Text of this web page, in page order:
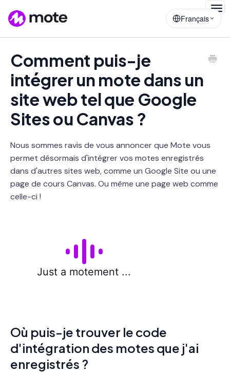
Français
Comment puis-je
intégrer un mote dans un
site web tel que Google
Sites ou Canvas ?
Nous sommes ravis de vous annoncer que Mote vous
permet désormais d'intégrer vos motes enregistrés
dans d'autres sites web, comme un Google Site ou une
page de cours Canvas. Ou même une page web comme
celle-ci !
Où puis-je trouver le code
d'intégration des motes que j'ai
enregistrés ?